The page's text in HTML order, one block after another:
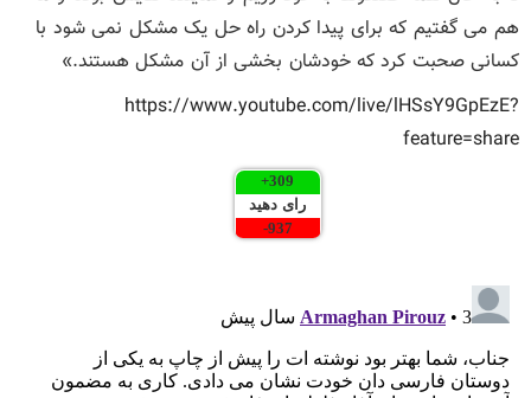
هم می گفتیم که برای پیدا کردن راه حل یک مشکل نمی شود با
کسانی صحبت کرد که خودشان بخشی از آن مشکل هستند.»
https://www.youtube.com/live/lHSsY9GpEzE?
feature=share
309
+
رای دهید
937
-